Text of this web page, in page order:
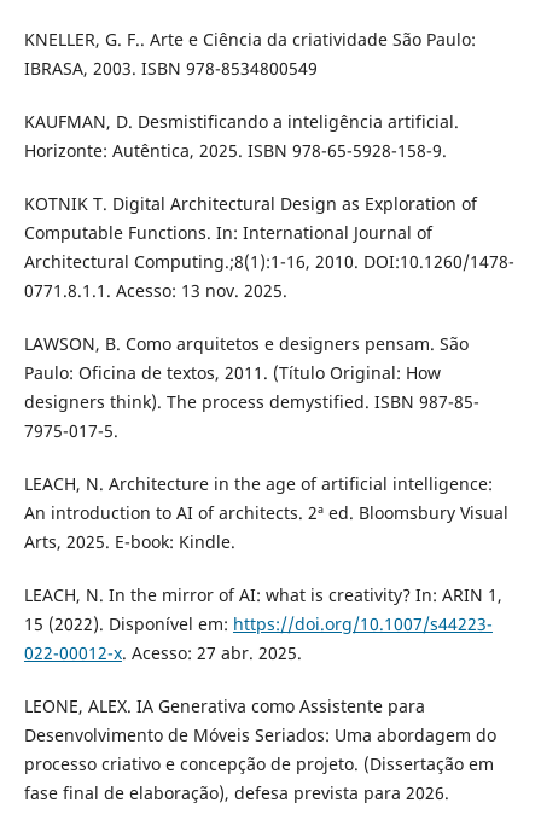
KNELLER, G. F.. Arte e Ciência da criatividade São Paulo:
IBRASA, 2003. ISBN 978-8534800549
KAUFMAN, D. Desmistificando a inteligência artificial.
Horizonte: Autêntica, 2025. ISBN 978-65-5928-158-9.
KOTNIK T. Digital Architectural Design as Exploration of
Computable Functions. In: International Journal of
Architectural Computing.;8(1):1-16, 2010. DOI:10.1260/1478-
0771.8.1.1. Acesso: 13 nov. 2025.
LAWSON, B. Como arquitetos e designers pensam. São
Paulo: Oficina de textos, 2011. (Título Original: How
designers think). The process demystified. ISBN 987-85-
7975-017-5.
LEACH, N. Architecture in the age of artificial intelligence:
An introduction to AI of architects. 2ª ed. Bloomsbury Visual
Arts, 2025. E-book: Kindle.
LEACH, N. In the mirror of AI: what is creativity? In: ARIN 1,
15 (2022). Disponível em: https://doi.org/10.1007/s44223-
022-00012-x. Acesso: 27 abr. 2025.
LEONE, ALEX. IA Generativa como Assistente para
Desenvolvimento de Móveis Seriados: Uma abordagem do
processo criativo e concepção de projeto. (Dissertação em
fase final de elaboração), defesa prevista para 2026.